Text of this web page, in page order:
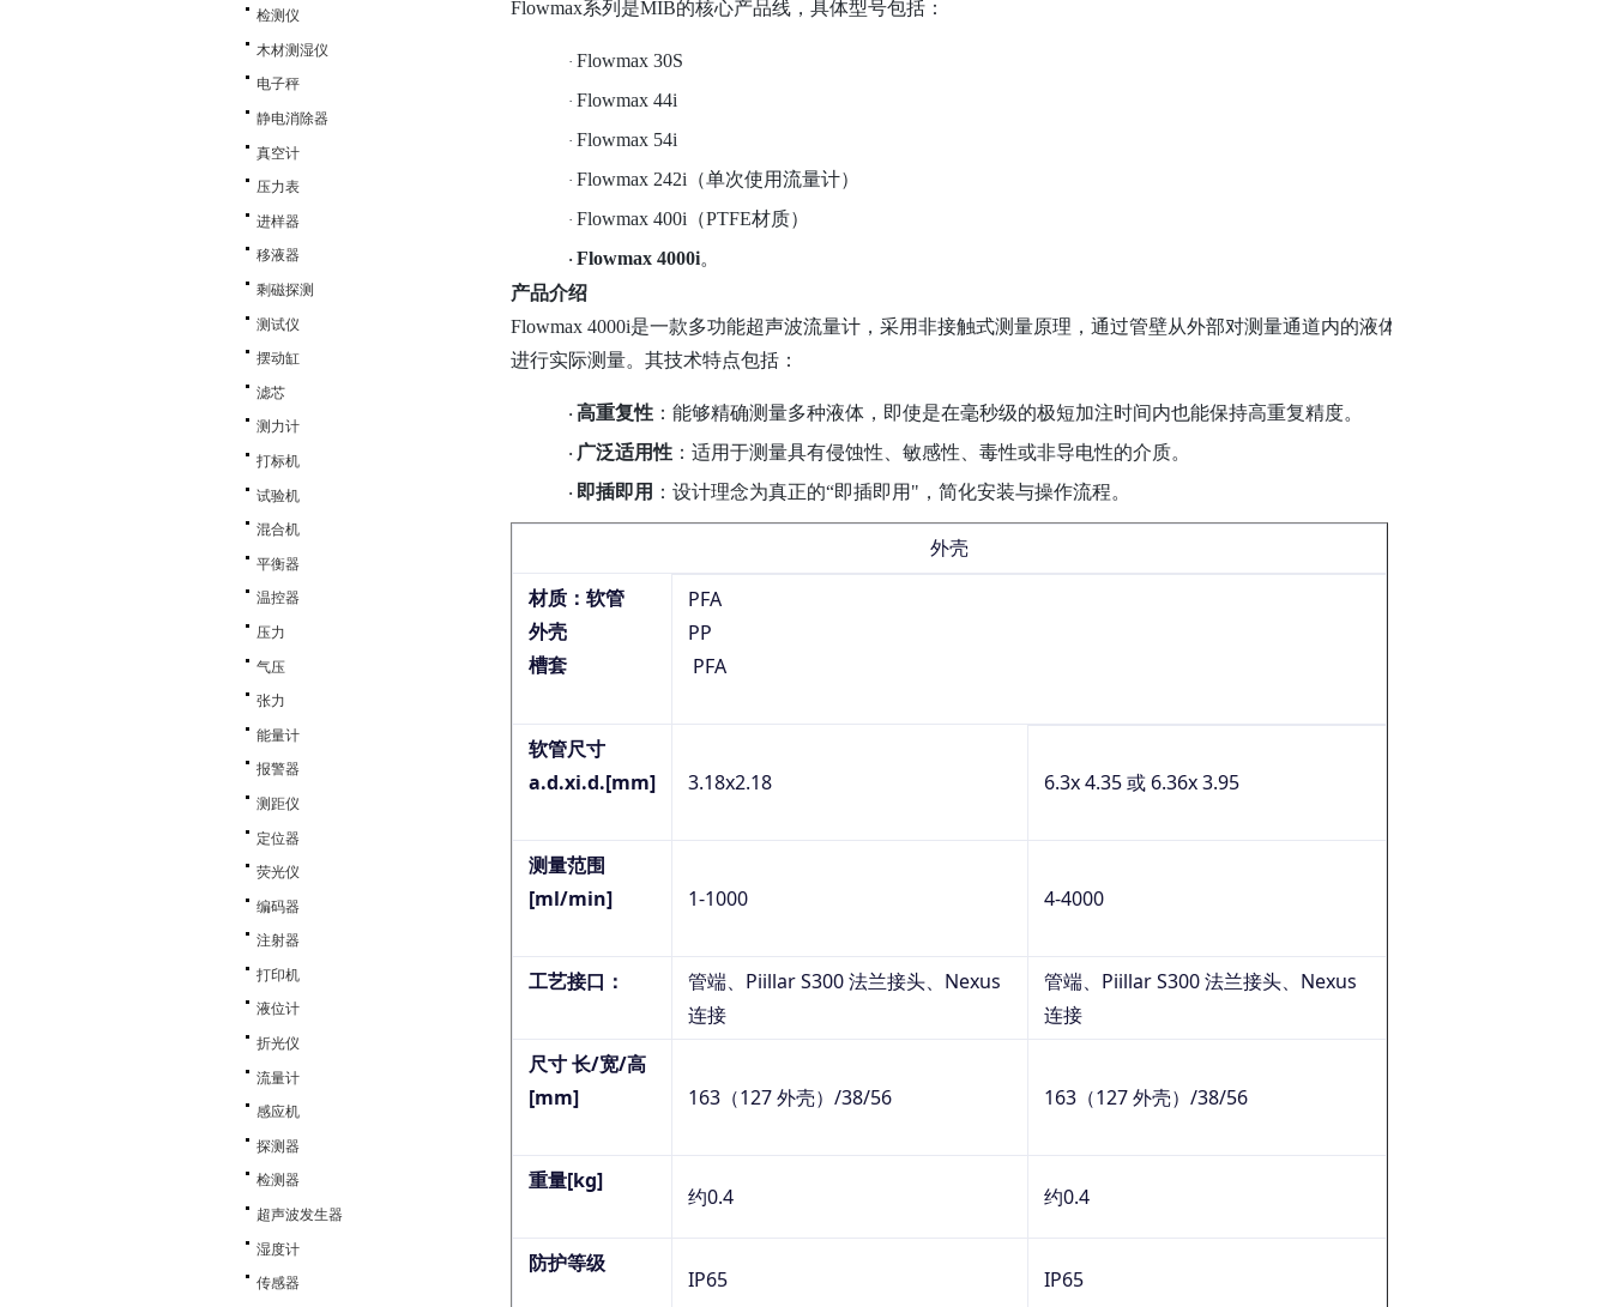
检测仪
木材测湿仪
电子秤
静电消除器
真空计
压力表
进样器
移液器
剩磁探测
测试仪
摆动缸
滤芯
测力计
打标机
试验机
混合机
平衡器
温控器
压力
气压
张力
能量计
报警器
测距仪
定位器
荧光仪
编码器
注射器
打印机
液位计
折光仪
流量计
感应机
探测器
检测器
超声波发生器
湿度计
传感器
Flowmax系列是MIB的核心产品线，具体型号包括：
· Flowmax 30S
· Flowmax 44i
· Flowmax 54i
· Flowmax 242i（单次使用流量计）
· Flowmax 400i（PTFE材质）
· Flowmax 4000i。
产品介绍
Flowmax 4000i是一款多功能超声波流量计，采用非接触式测量原理，通过管壁从外部对测量通道内的液体
进行实际测量。其技术特点包括：
· 高重复性 ：能够精确测量多种液体，即使是在毫秒级的极短加注时间内也能保持高重复精度。
· 广泛适用性 ：适用于测量具有侵蚀性、敏感性、毒性或非导电性的介质。
· 即插即用 ：设计理念为真正的“即插即用"，简化安装与操作流程。
外壳
材质： 软管
外壳
槽套
PFA
PP
PFA
软管尺寸
a.d.xi.d.[mm]
3.18x2.18 6.3x 4.35 或 6.36x 3.95
测量范围
[ml/min]
1-1000 4-4000
工艺接口： 管端、 Piillar S300 法兰接头、Nexus
连接
管端、 Piillar S300 法兰接头、Nexus
连接
尺寸长/宽/高
[mm]
163（127 外壳）/38/56 163（127 外壳）/38/56
重量[kg]
约0.4 约0.4
防护等级
IP65 IP65